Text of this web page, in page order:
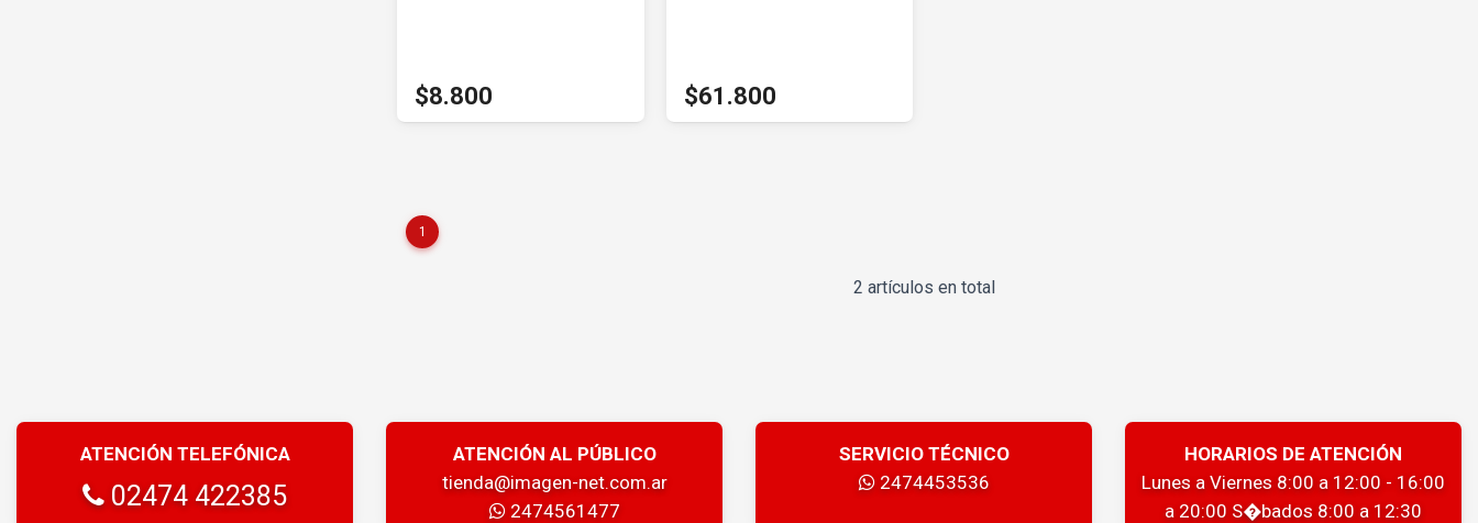
$8.800 $61.800
1
2 artículos en total
ATENCIÓN TELEFÓNICA
02474 422385
ATENCIÓN AL PÚBLICO
tienda@imagen-net.com.ar
2474561477
SERVICIO TÉCNICO
2474453536
HORARIOS DE ATENCIÓN
Lunes a Viernes 8:00 a 12:00 - 16:00
a 20:00 S�bados 8:00 a 12:30